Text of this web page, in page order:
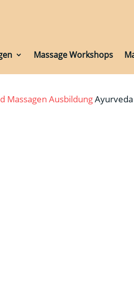
Massage Workshops
Massagen Ausbildung